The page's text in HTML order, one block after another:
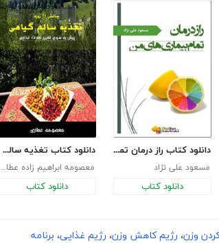
دانلود کتاب راز درمان تمام بیماری های من
مسعود علی نژاد
دانلود کتاب
دانلود کتاب تغذیه سالم گیاهی در 21 روز
معصومه ابراهیم زاده عطاری
دانلود کتاب
وزن، رژیم کاهش وزن، رژیم غذایی، برنامه